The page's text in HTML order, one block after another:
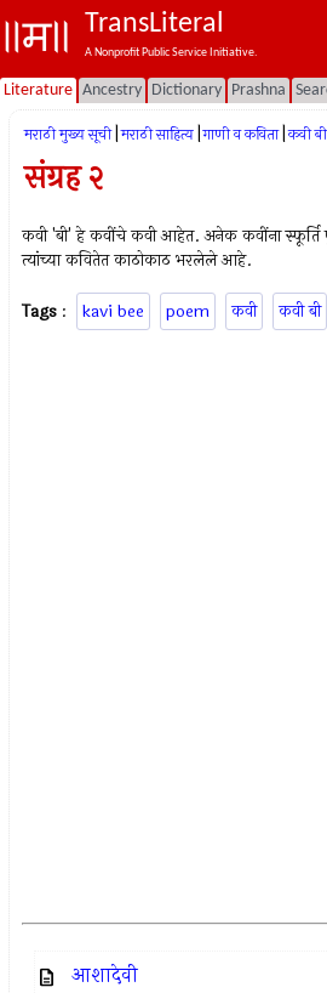
TransLiteral
A Nonprofit Public Service Initiative.
Literature Ancestry Dictionary Prashna
मराठी मुख्य सूची मराठी साहित्य गाणी व कविता कवी बी
संग्रह २
कवी 'बी' हे कवींचे कवी आहेत. अनेक कवींना
त्यांच्या कवितेत काठोकाठ भरलेले आहे.
Tags : kavi bee poem कवी कवी बी
आशादेवी